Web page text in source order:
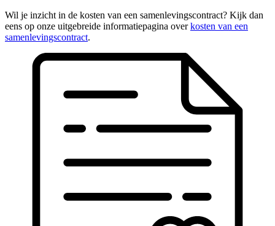
Wil je inzicht in de kosten van een samenlevingscontract? Kijk dan
eens op onze uitgebreide informatiepagina overkosten van een
samenlevingscontract.